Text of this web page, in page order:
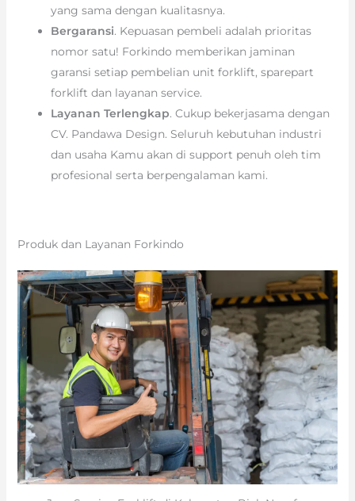
yang sama dengan kualitasnya.
Bergaransi. Kepuasan pembeli adalah prioritas
nomor satu! Forkindo memberikan jaminan
garansi setiap pembelian unit forklift, sparepart
forklift dan layanan service.
Layanan Terlengkap. Cukup bekerjasama dengan
CV. Pandawa Design. Seluruh kebutuhan industri
dan usaha Kamu akan di support penuh oleh tim
profesional serta berpengalaman kami.
Produk dan Layanan Forkindo